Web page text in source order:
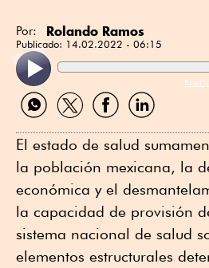
Por: Rolando Ramos
Publicado: 14.02.2022 - 06:15
Compartir
por
Compartir
por
Compartir
por
Compartir
por
El estado de salud
la población mexicana, la
económica y el
la capacidad de provisión
sistema nacional de salud
elementos estructurales